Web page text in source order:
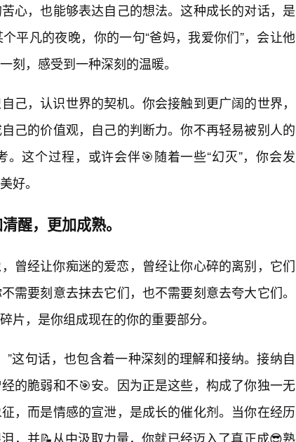
心，也能够表达自己的想法。这种成长的对话，是
平凡的夜晚，你的一句“爸妈，我爱你们”，会让他
刻，感受到一种深刻的温暖。
己，认识世界的契机。你会接触到更广阔的世界，
己的价值观，自己的判断力。你不再轻易被别人的
这个过程，或许会伴🎯随着一些“幻灭”，你会发
好。
醒，更加成熟。
曾经让你痴迷的爱恋，曾经让你心碎的离别，它们
需要刻意去抹去它们，也不需要刻意去夸大它们。
片，是你组成现在的你的重要部分。
”这句话，也包含着一种深刻的理解和接纳。接纳自
的脆弱和不🎯安。因为正是这些，构成了你独一无
，而是情感的宣泄，是成长的催化剂。当你在经历
，并📝从中汲取力量，你就已经迈入了真正成😎熟